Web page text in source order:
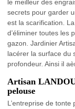
le meilleur des
secrets pour garder
est la scarification.
d’éliminer toutes les
gazon. Jardinier
lacérer la surface du
profondeur. Ainsi il
Artisan
pelouse
L’entreprise de